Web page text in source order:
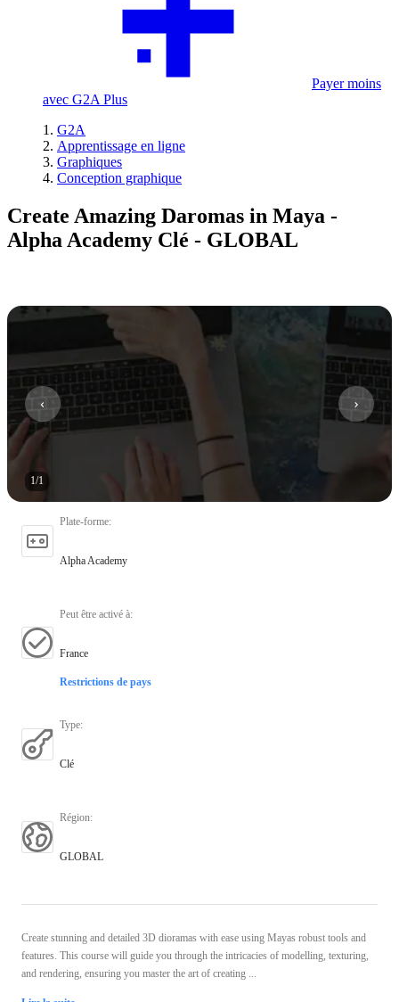
Payer moins
avec G2A Plus
G2A
Apprentissage en ligne
Graphiques
Conception graphique
Create Amazing Daromas in Maya -
Alpha Academy Clé - GLOBAL
1/1
Plate-forme:
Alpha Academy
Peut être activé à:
France
Restrictions de pays
Type:
Clé
Région:
GLOBAL
Create stunning and detailed 3D dioramas with ease using Mayas robust tools and
features. This course will guide you through the intricacies of modelling, texturing,
and rendering, ensuring you master the art of creating ...